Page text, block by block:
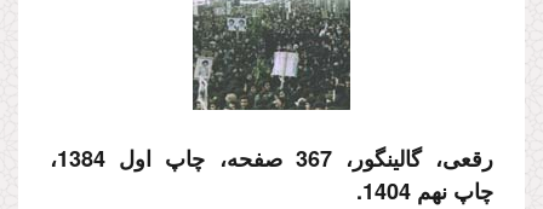
رقعی، گالینگور، 367 صفحه، چاپ اول 1384،
چاپ نهم 1404.